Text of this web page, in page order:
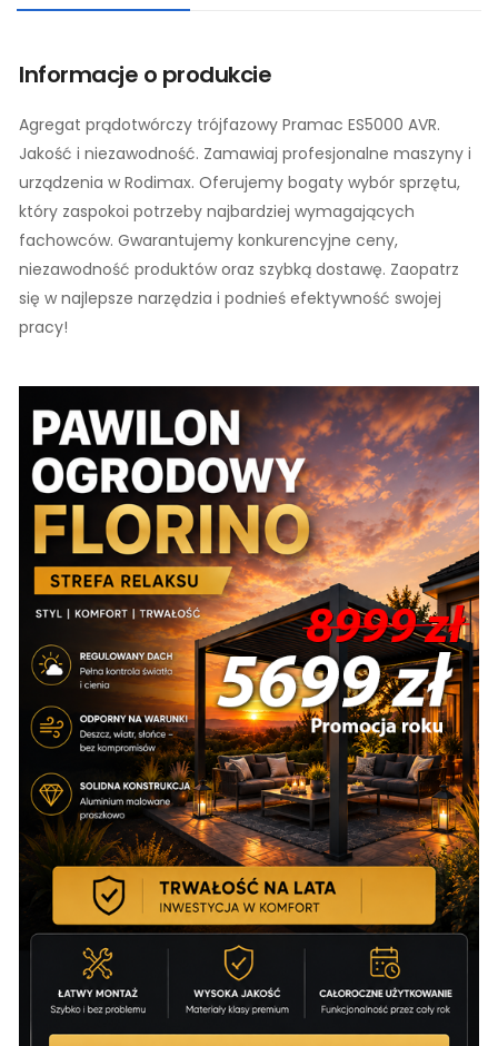
Informacje o produkcie
Agregat prądotwórczy trójfazowy Pramac ES5000 AVR.
Jakość i niezawodność. Zamawiaj profesjonalne maszyny i
urządzenia w Rodimax. Oferujemy bogaty wybór sprzętu,
który zaspokoi potrzeby najbardziej wymagających
fachowców. Gwarantujemy konkurencyjne ceny,
niezawodność produktów oraz szybką dostawę. Zaopatrz
się w najlepsze narzędzia i podnieś efektywność swojej
pracy!